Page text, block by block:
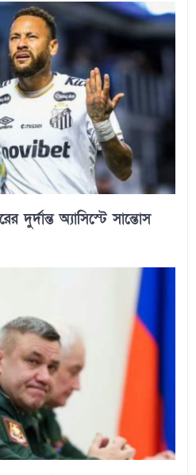
দুর্দান্ত অ্যাসিস্টে সান্তোস